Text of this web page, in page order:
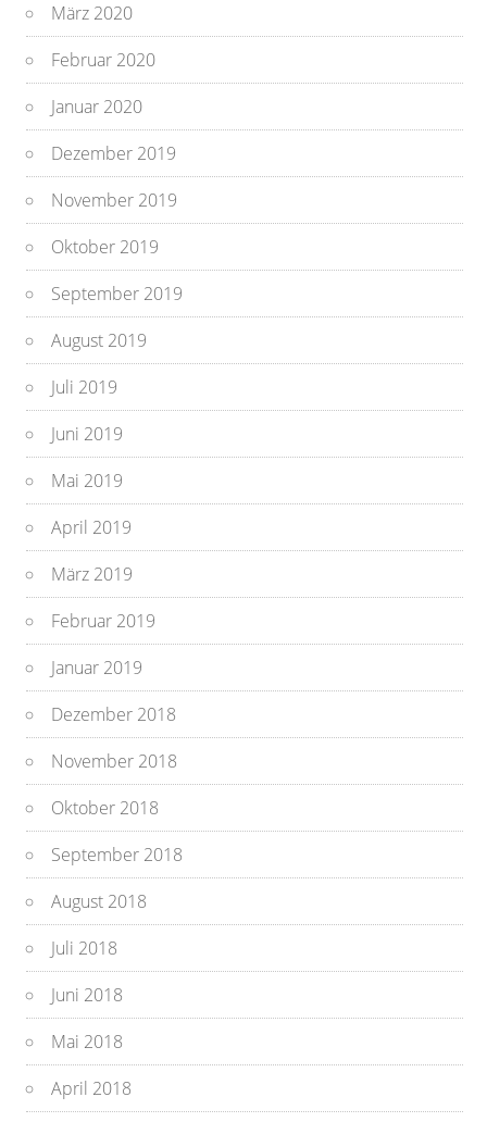
März 2020
Februar 2020
Januar 2020
Dezember 2019
November 2019
Oktober 2019
September 2019
August 2019
Juli 2019
Juni 2019
Mai 2019
April 2019
März 2019
Februar 2019
Januar 2019
Dezember 2018
November 2018
Oktober 2018
September 2018
August 2018
Juli 2018
Juni 2018
Mai 2018
April 2018